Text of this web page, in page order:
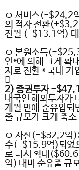
ㅇ 서비스(-$24.2
의 적자 전환(+$3.2
전월 (-$13.1 억)
ㅇ 본원소득(-
인*에 의해 크게 확대
자로 전환*국내 기

2) 증권투자-$47.1
내국인 해외투자가
개월 만에 순유입되
출 규모가 크게 축소
ㅇ 자산(-$82.2억):
수(-$15.9억)되었
로 다시 확대 ($60.6
억) 대비 순유출 규